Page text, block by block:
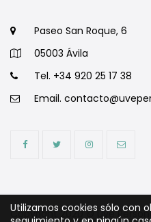
Paseo San Roque, 6
05003 Ávila
Tel. +34 920 25 17 38
Email.
Copyright 2020 © Uve
Utilizamos cookies sólo con